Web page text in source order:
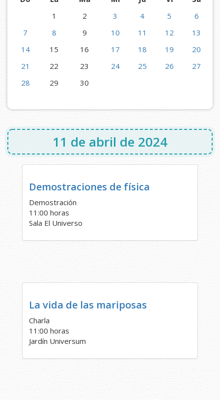
1
2 3 4 5
6
7
8 9 10 11 12
13
14
15 16 17 18 19
20
21
22 23 24 25 26
27
28
29 30
11 de abril de 2024
Demostraciones de física
Demostración
11:00 horas
Sala El Universo
La vida de las mariposas
Charla
11:00 horas
Jardín Universum